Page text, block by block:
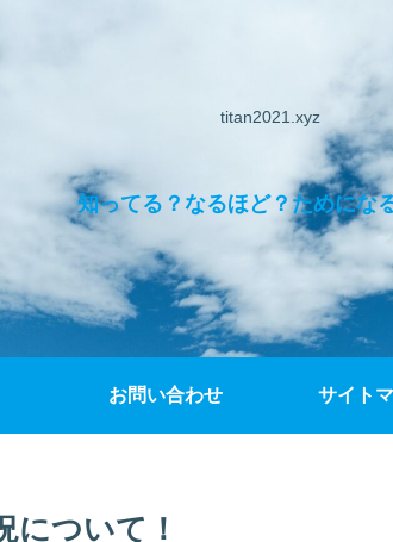
titan2021.xyz
知ってる？なるほど？ためにな
お問い合わせ サイト
について！